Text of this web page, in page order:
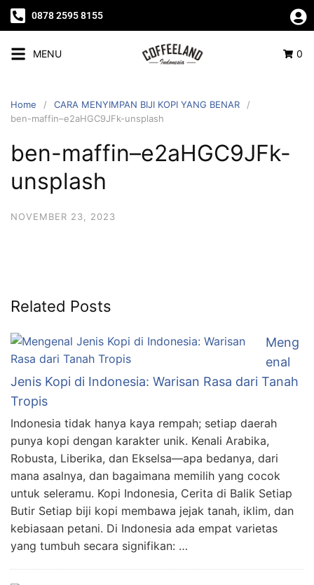
0878 2595 8155
MENU 0
Home
CARA MENYIMPAN BIJI KOPI YANG BENAR
ben-maffin–e2aHGC9JFk-unsplash
ben-maffin–e2aHGC9JFk-
unsplash
NOVEMBER 23, 2023
Related Posts
Meng
enal
Jenis Kopi di Indonesia: Warisan Rasa dari Tanah
Tropis
Indonesia tidak hanya kaya rempah; setiap daerah
punya kopi dengan karakter unik. Kenali Arabika,
Robusta, Liberika, dan Ekselsa—apa bedanya, dari
mana asalnya, dan bagaimana memilih yang cocok
untuk seleramu. Kopi Indonesia, Cerita di Balik Setiap
Butir Setiap biji kopi membawa jejak tanah, iklim, dan
kebiasaan petani. Di Indonesia ada empat varietas
yang tumbuh secara signifikan: …